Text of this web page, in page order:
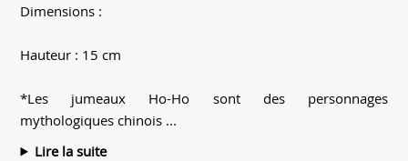
Dimensions :
Hauteur : 15 cm
*Les jumeaux Ho-Ho sont des personnages
mythologiques chinois ...
Lire la suite